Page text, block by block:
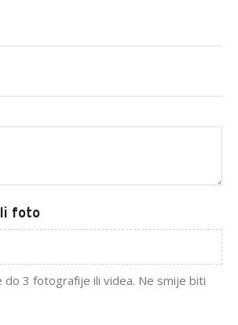
foto
do 3 fotografije ili videa. Ne smije biti